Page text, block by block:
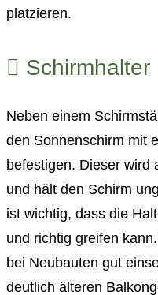
platzieren.
Schirmhalter
Neben einem
den Sonnenschirm mit
befestigen. Dieser wird
und hält den Schirm
ist wichtig, dass die
und richtig greifen
bei Neubauten gut
deutlich älteren